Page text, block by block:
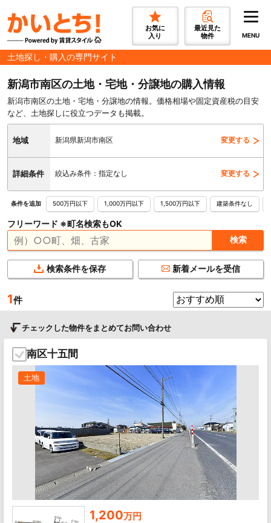
お気に
入り
最近見た
物件
MENU
土地探し・購入の専門サイト
新潟市南区の土地・宅地・分譲地の購入情報
新潟市南区の土地・宅地・分譲地の情報。価格相場や固定資産税の目安
など、土地探しに役立つデータも掲載。
地域 新潟県新潟市南区 変更する
詳細条件 絞込み条件：指定なし 変更する
条件を追加 500万円以下 1,000万円以下 1,500万円以下 建築条件なし
フリーワード ※町名検索もOK
検索条件を保存 新着メールを受信
1件
チェックした物件をまとめてお問い合わせ
南区十五間
土地
1,200万円